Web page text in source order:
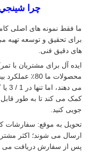
چرا شينجي
ما فقط نمونه های اصلی
های دقیق فنی.
ایده آل برای مشتریان با
محصولات ما
می
کمک می کند تا به طور
جویی کنید.
پس از سفارش دریافت می